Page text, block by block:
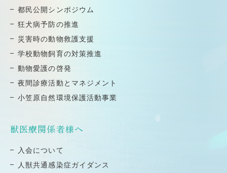
都⺠公開シンポジウム
狂⽝病予防の推進
災害時の動物救護⽀援
学校動物飼育の対策推進
動物愛護の啓発
夜間診療活動とマネジメント
小笠原自然環境保護活動事業
獣医療関係者様へ
⼊会について
⼈獣共通感染症ガイダンス